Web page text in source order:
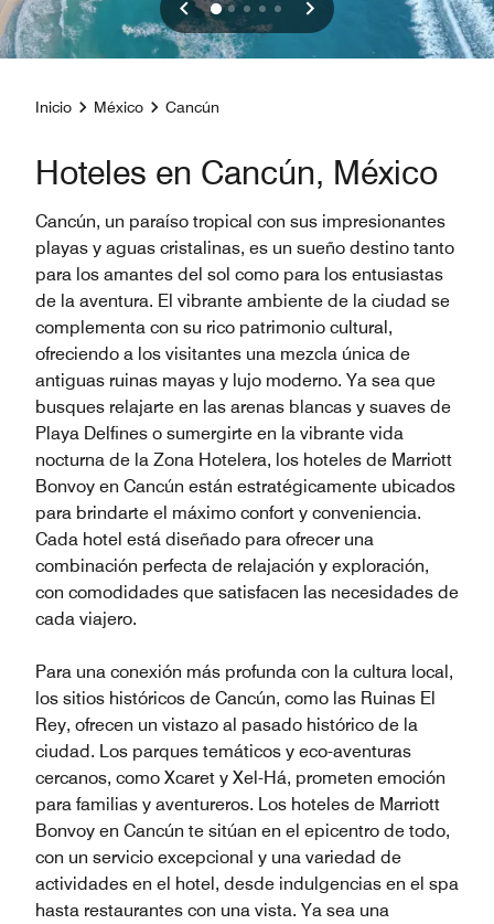
Inicio México Cancún
Hoteles en Cancún, México
Cancún, un paraíso tropical con sus impresionantes
playas y aguas cristalinas, es un sueño destino tanto
para los amantes del sol como para los entusiastas
de la aventura. El vibrante ambiente de la ciudad se
complementa con su rico patrimonio cultural,
ofreciendo a los visitantes una mezcla única de
antiguas ruinas mayas y lujo moderno. Ya sea que
busques relajarte en las arenas blancas y suaves de
Playa Delfines o sumergirte en la vibrante vida
nocturna de la Zona Hotelera, los hoteles de Marriott
Bonvoy en Cancún están estratégicamente ubicados
para brindarte el máximo confort y conveniencia.
Cada hotel está diseñado para ofrecer una
combinación perfecta de relajación y exploración,
con comodidades que satisfacen las necesidades de
cada viajero.
Para una conexión más profunda con la cultura local,
los sitios históricos de Cancún, como las Ruinas El
Rey, ofrecen un vistazo al pasado histórico de la
ciudad. Los parques temáticos y eco-aventuras
cercanos, como Xcaret y Xel-Há, prometen emoción
para familias y aventureros. Los hoteles de Marriott
Bonvoy en Cancún te sitúan en el epicentro de todo,
con un servicio excepcional y una variedad de
actividades en el hotel, desde indulgencias en el spa
hasta restaurantes con una vista. Ya sea una